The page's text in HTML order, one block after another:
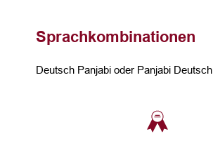
Sprachkombinationen
Deutsch Panjabi oder Panjabi Deutsch.